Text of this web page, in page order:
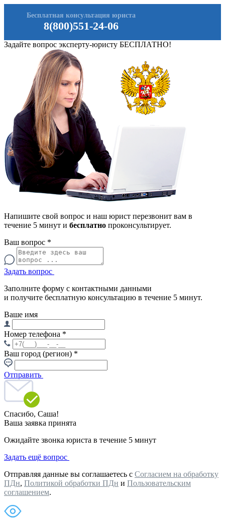
8(800)551-24-06
Бесплатная консультация юриста
Задайте вопрос эксперту-юристу БЕСПЛАТНО!
Напишите свой вопрос и наш юрист перезвонит вам в
течение 5 минут и бесплатно проконсультирует.
Ваш вопрос *
Задать вопрос
Заполните форму с контактными данными
и получите бесплатную консультацию в течение 5 минут.
Ваше имя
Номер телефона *
Ваш город (регион) *
Отправить
Спасибо, Саша!
Ваша заявка принята
Ожидайте звонка юриста в течение 5 минут
Задать ещё вопрос
Отправляя данные вы соглашаетесь с Согласием на обработку
ПДн, Политикой обработки ПДн и Пользовательским
соглашением.